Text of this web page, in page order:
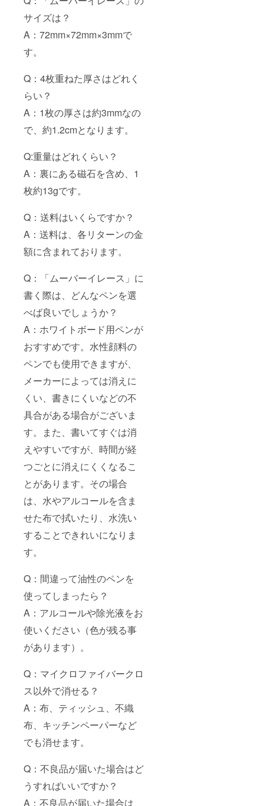
サイズは？
A：72mm×72mm×3mmで
す。
Q：4枚重ねた厚さはどれく
らい？
A：1枚の厚さは約3mmなの
で、約1.2cmとなります。
Q:重量はどれくらい？
A：裏にある磁石を含め、1
枚約13gです。
Q：送料はいくらですか？
A：送料は、各リターンの金
額に含まれております。
Q：「ムーバーイレース」に
書く際は、どんなペンを選
べば良いでしょうか？
A：ホワイトボード用ペンが
おすすめです。水性顔料の
ペンでも使用できますが、
メーカーによっては消えに
くい、書きにくいなどの不
具合がある場合がございま
す。また、書いてすぐは消
えやすいですが、時間が経
つごとに消えにくくなるこ
とがあります。その場合
は、水やアルコールを含ま
せた布で拭いたり、水洗い
することできれいになりま
す。
Q：間違って油性のペンを
使ってしまったら？
A：アルコールや除光液をお
使いください（色が残る事
があります）。
Q：マイクロファイバークロ
ス以外で消せる？
A：布、ティッシュ、不織
布、キッチンペーパーなど
でも消せます。
Q：不良品が届いた場合はど
うすればいいですか？
A：不良品が届いた場合は、